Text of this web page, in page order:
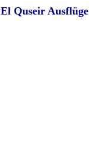
El Quseir Ausflüge